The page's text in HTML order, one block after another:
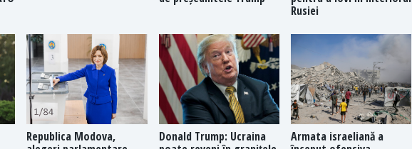
Rusiei
Republica Modova,
Donald Trump: Ucraina
Armata israeliană a